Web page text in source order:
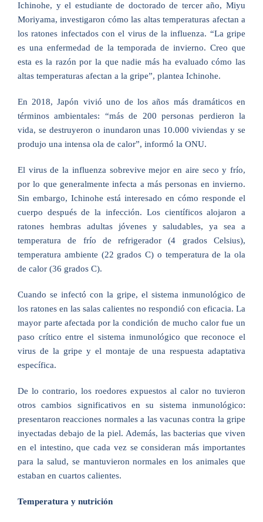
Ichinohe, y el estudiante de doctorado de tercer año, Miyu
Moriyama, investigaron cómo las altas temperaturas afectan a
los ratones infectados con el virus de la influenza. “La gripe
es una enfermedad de la temporada de invierno. Creo que
esta es la razón por la que nadie más ha evaluado cómo las
altas temperaturas afectan a la gripe”, plantea Ichinohe.
En 2018, Japón vivió uno de los años más dramáticos en
términos ambientales: “más de 200 personas perdieron la
vida, se destruyeron o inundaron unas 10.000 viviendas y se
produjo una intensa ola de calor”, informó la ONU.
El virus de la influenza sobrevive mejor en aire seco y frío,
por lo que generalmente infecta a más personas en invierno.
Sin embargo, Ichinohe está interesado en cómo responde el
cuerpo después de la infección. Los científicos alojaron a
ratones hembras adultas jóvenes y saludables, ya sea a
temperatura de frío de refrigerador (4 grados Celsius),
temperatura ambiente (22 grados C) o temperatura de la ola
de calor (36 grados C).
Cuando se infectó con la gripe, el sistema inmunológico de
los ratones en las salas calientes no respondió con eficacia. La
mayor parte afectada por la condición de mucho calor fue un
paso crítico entre el sistema inmunológico que reconoce el
virus de la gripe y el montaje de una respuesta adaptativa
específica.
De lo contrario, los roedores expuestos al calor no tuvieron
otros cambios significativos en su sistema inmunológico:
presentaron reacciones normales a las vacunas contra la gripe
inyectadas debajo de la piel. Además, las bacterias que viven
en el intestino, que cada vez se consideran más importantes
para la salud, se mantuvieron normales en los animales que
estaban en cuartos calientes.
Temperatura y nutrición